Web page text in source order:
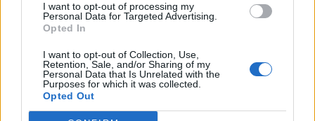
I want to opt-out of processing my
Personal Data for Targeted Advertising.
Opted In
I want to opt-out of Collection, Use,
Retention, Sale, and/or Sharing of my
Personal Data that Is Unrelated with the
Purposes for which it was collected.
Opted Out
Ooit de toekomst van PSV, nu op weg naar de
uitgang: het verhaal van Babadi
Van Bommel begint bij België met achterstand:
niet tactisch, maar taalkundig
Transferclausule Joey Veerman uitgelegd: voor